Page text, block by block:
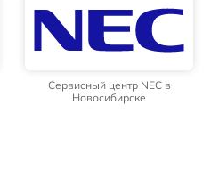
Сервисный центр NEC в
Новосибирске